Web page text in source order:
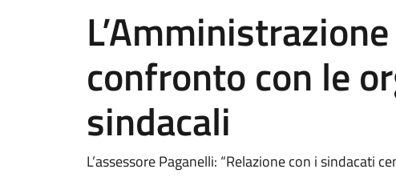
confronto con le
sindacali
L’assessore Paganelli: “Relazione con i sindacati